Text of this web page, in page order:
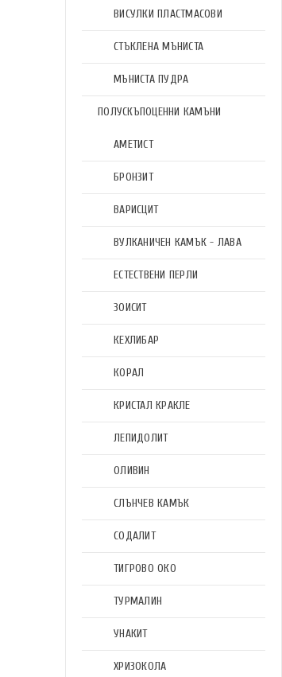
ВИСУЛКИ ПЛАСТМАСОВИ
СТЪКЛЕНА МЪНИСТА
МЪНИСТА ПУДРА
ПОЛУСКЪПОЦЕННИ КАМЪНИ
АМЕТИСТ
БРОНЗИТ
ВАРИСЦИТ
ВУЛКАНИЧЕН КАМЪК - ЛАВА
ЕСТЕСТВЕНИ ПЕРЛИ
ЗОИСИТ
КЕХЛИБАР
КОРАЛ
КРИСТАЛ КРАКЛЕ
ЛЕПИДОЛИТ
ОЛИВИН
СЛЪНЧЕВ КАМЪК
СОДАЛИТ
ТИГРОВО ОКО
ТУРМАЛИН
УНАКИТ
ХРИЗОКОЛА